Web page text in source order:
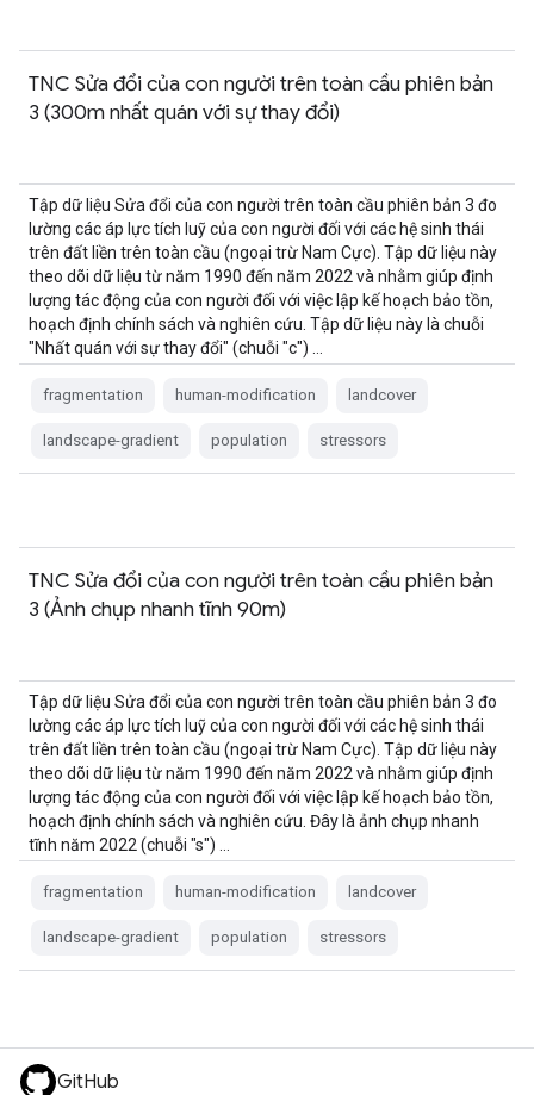
TNC Sửa đổi của con người trên toàn cầu phiên bản
3 (300m nhất quán với sự thay đổi)
Tập dữ liệu Sửa đổi của con người trên toàn cầu phiên bản 3 đo
lường các áp lực tích luỹ của con người đối với các hệ sinh thái
trên đất liền trên toàn cầu (ngoại trừ Nam Cực). Tập dữ liệu này
theo dõi dữ liệu từ năm 1990 đến năm 2022 và nhằm giúp định
lượng tác động của con người đối với việc lập kế hoạch bảo tồn,
hoạch định chính sách và nghiên cứu. Tập dữ liệu này là chuỗi
"Nhất quán với sự thay đổi" (chuỗi "c") …
fragmentation human-modification landcover
landscape-gradient population stressors
TNC Sửa đổi của con người trên toàn cầu phiên bản
3 (Ảnh chụp nhanh tĩnh 90m)
Tập dữ liệu Sửa đổi của con người trên toàn cầu phiên bản 3 đo
lường các áp lực tích luỹ của con người đối với các hệ sinh thái
trên đất liền trên toàn cầu (ngoại trừ Nam Cực). Tập dữ liệu này
theo dõi dữ liệu từ năm 1990 đến năm 2022 và nhằm giúp định
lượng tác động của con người đối với việc lập kế hoạch bảo tồn,
hoạch định chính sách và nghiên cứu. Đây là ảnh chụp nhanh
tĩnh năm 2022 (chuỗi "s") …
fragmentation human-modification landcover
landscape-gradient population stressors
GitHub